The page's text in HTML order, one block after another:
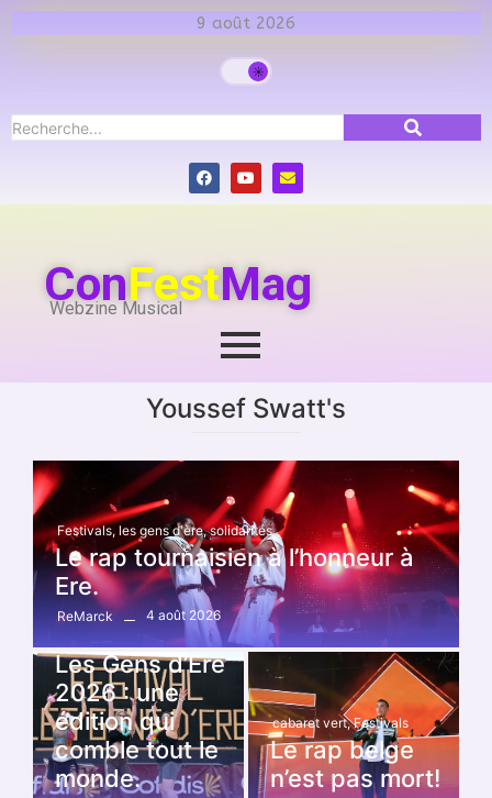
9 août 2026
ConFestMag
Webzine Musical
Youssef Swatt's
Festivals, les gens d'ère, solidarités
Le rap tournaisien à l’honneur à
Ere.
ReMarck
4 août 2026
Festivals, les gens d'ère
Les Gens d’Ere
2026 : une
édition qui
comble tout le
monde.
cabaret vert, Festivals
Le rap belge
n’est pas mort!